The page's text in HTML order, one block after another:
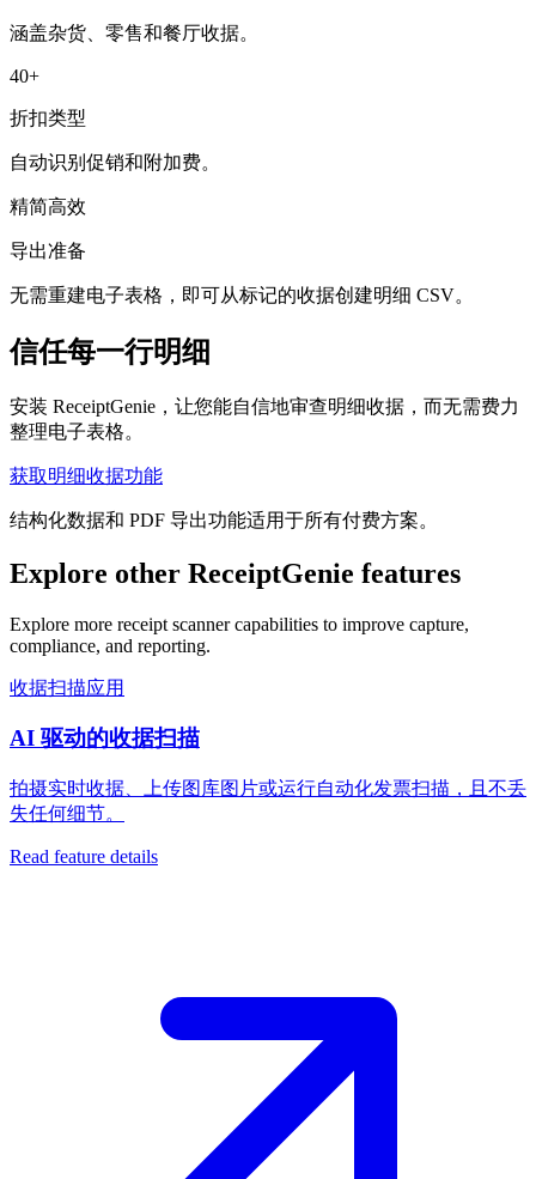
涵盖杂货、零售和餐厅收据。
40+
折扣类型
自动识别促销和附加费。
精简高效
导出准备
无需重建电子表格，即可从标记的收据创建明细 CSV。
信任每一行明细
安装 ReceiptGenie，让您能自信地审查明细收据，而无需费力
整理电子表格。
获取明细收据功能
结构化数据和 PDF 导出功能适用于所有付费方案。
Explore other ReceiptGenie features
Explore more receipt scanner capabilities to improve capture,
compliance, and reporting.
收据扫描应用
AI 驱动的收据扫描
拍摄实时收据、上传图库图片或运行自动化发票扫描，且不丢
失任何细节。
Read feature details